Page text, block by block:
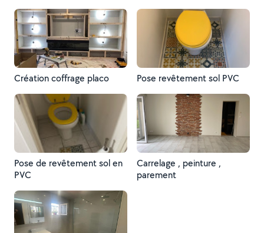
Création coffrage placo Pose revêtement sol PVC
Pose de revêtement sol en
PVC
Carrelage , peinture ,
parement